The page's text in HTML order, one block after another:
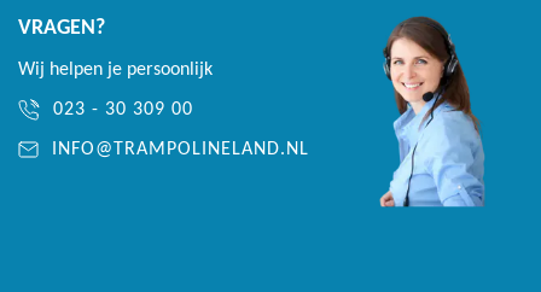
VRAGEN?
Wij helpen je persoonlijk
023 - 30 309 00
INFO@TRAMPOLINELAND.NL